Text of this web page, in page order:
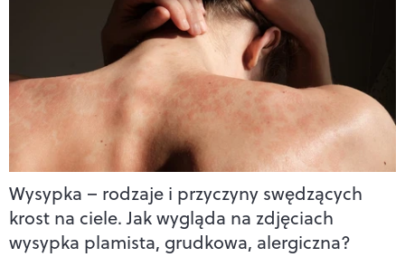
Wysypka – rodzaje i przyczyny swędzących
krost na ciele. Jak wygląda na zdjęciach
wysypka plamista, grudkowa, alergiczna?